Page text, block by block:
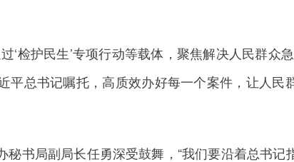
护民生’专项行动等载体，聚焦解决人民群众
平总书记嘱托，高质效办好每一个案件，让人民
书局副局长任勇深受鼓舞，“我们要沿着总书记